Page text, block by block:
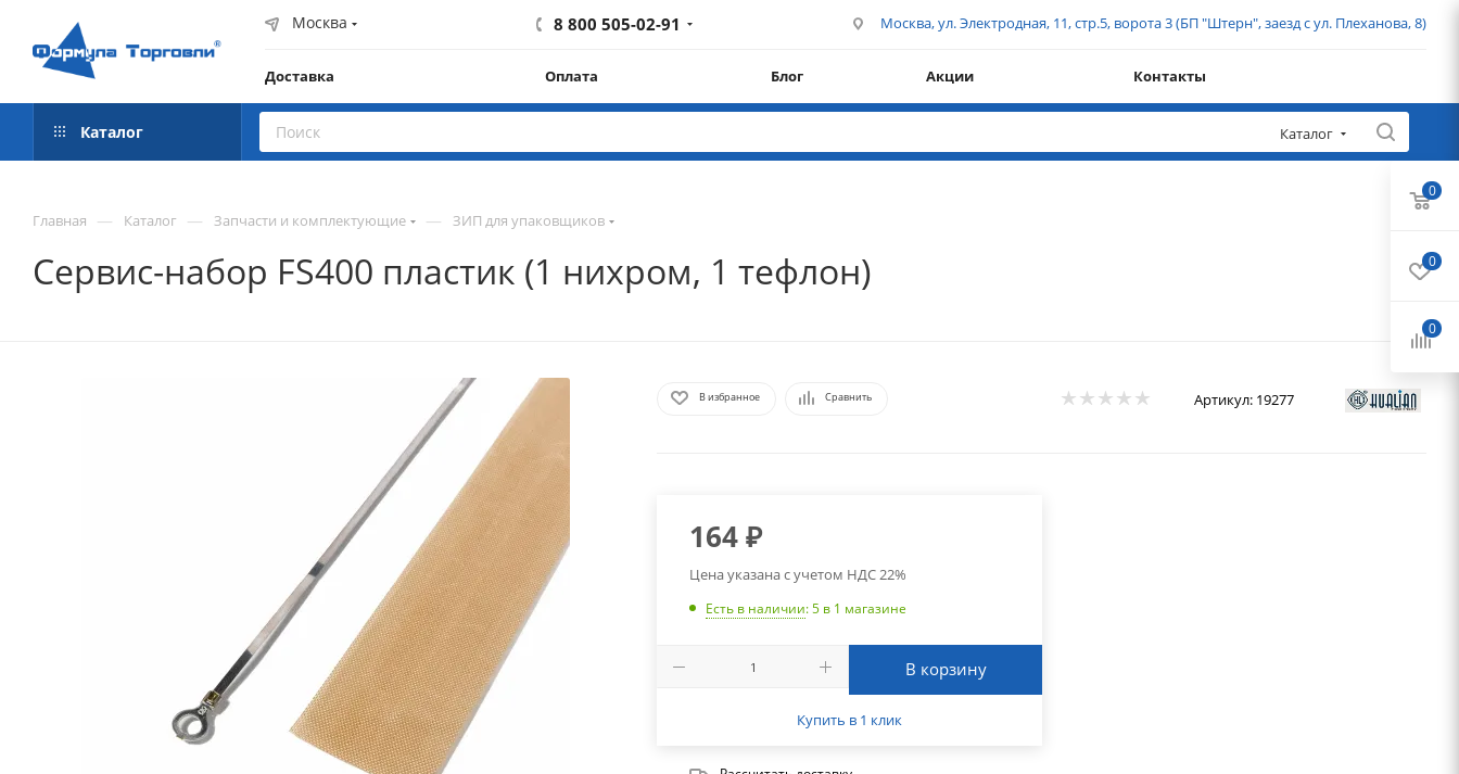
Москва 8 800 505-02-91 Москва, ул. Электродная, 11, стр.5, ворота 3 (БП "Штерн", заезд с ул. Плеханова, 8)
Доставка Оплата Блог Акции Контакты
Каталог Каталог
Главная — Каталог — Запчасти и комплектующие — ЗИП для упаковщиков
Сервис-набор FS400 пластик (1 нихром, 1 тефлон)
В избранное Сравнить Артикул: 19277
164₽
Цена указана с учетом НДС 22%
Есть в наличии: 5 в 1 магазине
В корзину
Купить в 1 клик
0
0
0